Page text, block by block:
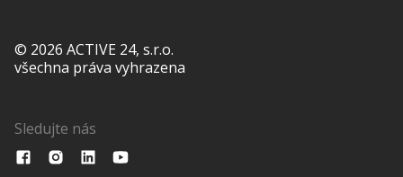
© 2026 ACTIVE 24, s.r.o.
všechna práva vyhrazena
Sledujte nás